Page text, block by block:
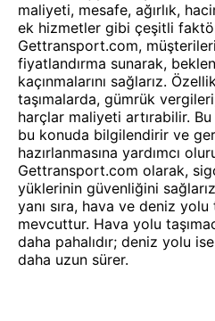
maliyeti, mesafe, ağırlık,
ek hizmetler gibi çeşitli
Gettransport.com,
fiyatlandırma sunarak,
kaçınmalarını sağlarız.
taşımalarda, gümrük
harçlar maliyeti artırabilir.
bu konuda bilgilendirir ve
hazırlanmasına yardımcı
Gettransport.com olarak,
yüklerinin güvenliğini
yanı sıra, hava ve deniz yolu
mevcuttur. Hava yolu
daha pahalıdır; deniz yolu
daha uzun sürer.